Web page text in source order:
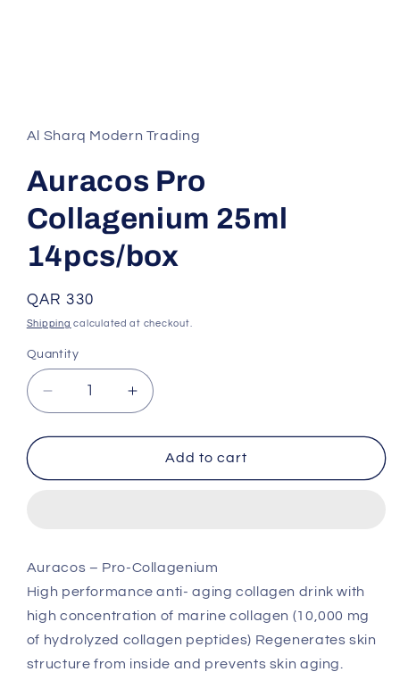
in
modal
Al Sharq Modern Trading
Auracos Pro
Collagenium 25ml
14pcs/box
Regular
price
QAR 330
Shipping calculated at checkout.
Quantity
Quantity
Decrease
quantity
for
Pro
Increase
quantity
for
Auracos
Pro
Add to cart
Auracos – Pro-Collagenium
High performance anti- aging collagen drink with
high concentration of marine collagen (10,000 mg
of hydrolyzed collagen peptides) Regenerates skin
structure from inside and prevents skin aging.